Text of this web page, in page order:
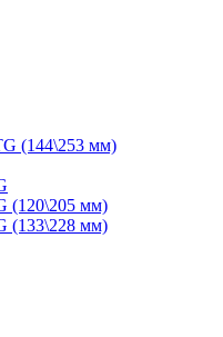
(144\253 мм)
(120\205 мм)
(133\228 мм)